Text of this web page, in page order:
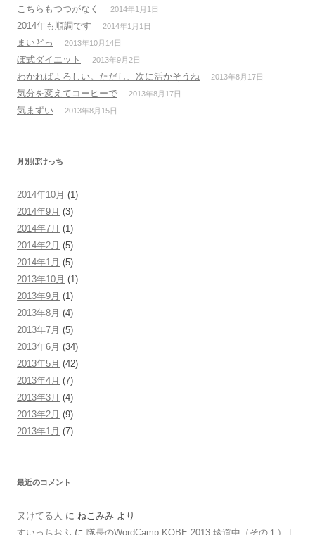
こちらもつつがなく 2014年1月1日
2014年も順調です 2014年1月1日
まいどっ 2013年10月14日
ぼ式ダイエット 2013年9月2日
わかればよろしい。ただし、次に活かそうね 2013年8月17日
気分を変えてコーヒーで 2013年8月17日
気まずい 2013年8月15日
月別ぼけっち
2014年10月 (1)
2014年9月 (3)
2014年7月 (1)
2014年2月 (5)
2014年1月 (5)
2013年10月 (1)
2013年9月 (1)
2013年8月 (4)
2013年7月 (5)
2013年6月 (34)
2013年5月 (42)
2013年4月 (7)
2013年3月 (4)
2013年2月 (9)
2013年1月 (7)
最近のコメント
ヌけてる人 に ねこみみ より
すいっちおふ に 隊長のWordCamp KOBE 2013 珍道中（その１） |